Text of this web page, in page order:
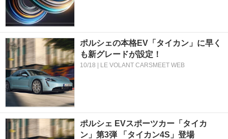
ポルシェの本格EV「タイカン」に早く
も新グレードが設定！
10/18 | LE VOLANT CARSMEET WEB
ポルシェ EVスポーツカー「タイカ
ン」第3弾 「タイカン4S」登場